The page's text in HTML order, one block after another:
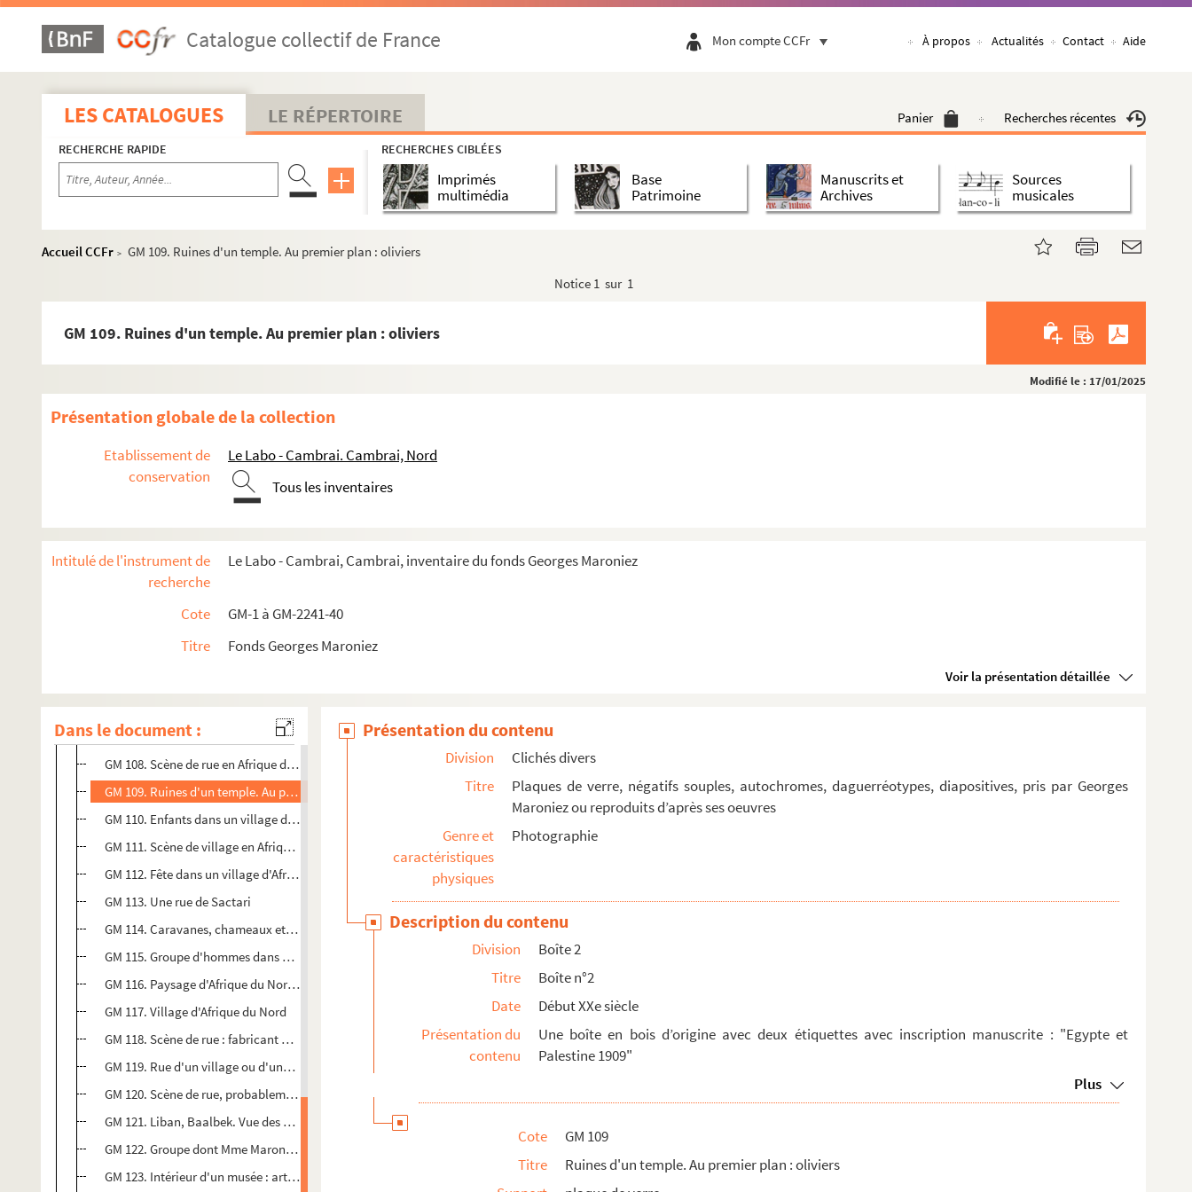
Catalogue collectif de France Mon compte CCFr À propos Actualités Contact Aide
LES CATALOGUES LE RÉPERTOIRE Panier Recherches récentes
RECHERCHE RAPIDE RECHERCHES CIBLÉES
Imprimés
multimédia
Base
Patrimoine
Manuscrits et
Archives
Sources
musicales
Accueil CCFr > GM 109. Ruines d'un temple. Au premier plan : oliviers
Notice 1 sur 1
GM 109. Ruines d'un temple. Au premier plan : oliviers
Modifié le : 17/01/2025
Présentation globale de la collection
Etablissement de
conservation
Le Labo - Cambrai. Cambrai, Nord
Tous les inventaires
Intitulé de l'instrument de
recherche
Le Labo - Cambrai, Cambrai, inventaire du fonds Georges Maroniez
Cote
GM-1 à GM-2241-40
Titre
Fonds Georges Maroniez
Voir la présentation détaillée
Dans le document :
GM 82. Egypte. Agents de police arrêtant un voleur
GM 83. Egypte. Temple funéraire de Moutouhotep à Dein el-Bahari. Au premier plan, Mme Maroniez accompagnée ...
GM 84. Statue de roi égyptien à moitié ensablée
GM 85. Egypte. Colonnes d'un temple, certainement celui de Philae
GM 86. Egypte. Thèbes, les colosses de Memnon
GM 87. Jérusalem. Vue générale avec mosquée du dôme de la Roche. Au premier plan, Mme Maroniez et guide
GM 92. Mme Maroniez scrutant l'horizon d'un amas rocheux. Photographie prise au Maroc ou en Egypte.
GM 95. Ruines d'un temple
GM 97. Homme et enfant arabes accompagnés d'ânes
GM 98. Homme et enfants arabes
GM 100. Ruines d'un temple
GM 101. Groupe d'hommes et d'enfants assis dans une rue.
GM 104. Scène de rue en Afrique du Nord
GM 106. Paysage d'Afrique du Nord : rivière, palmier, village perché sur un promontoire rocheux
GM 107. Tunisie,Tunis. Rue Aflaouine.
GM 108. Scène de rue en Afrique du Nord
GM 109. Ruines d'un temple. Au premier plan : oliviers
GM 110. Enfants dans un village d'Afrique du Nord
GM 111. Scène de village en Afrique du Nord
GM 112. Fête dans un village d'Afrique du Nord
GM 113. Une rue de Sactari
GM 114. Caravanes, chameaux et ânes dans le désert
GM 115. Groupe d'hommes dans un village d'Afrique du Nord
GM 116. Paysage d'Afrique du Nord : palmiers, rivière et montagne rocheuse
GM 117. Village d'Afrique du Nord
GM 118. Scène de rue : fabricant de flûte
GM 119. Rue d'un village ou d'une ville d'Afrique du Nord
GM 120. Scène de rue, probablement en Italie
GM 121. Liban, Baalbek. Vue des deux temples.
GM 122. Groupe dont Mme Maroniez sur une jetée
GM 123. Intérieur d'un musée : art égyptien
Présentation du contenu
Division
Clichés divers
Titre
Plaques de verre, négatifs souples, autochromes, daguerréotypes, diapositives, pris par Georges
Maroniez ou reproduits d’après ses oeuvres
Genre et
caractéristiques
physiques
Photographie
Description du contenu
Division
Boîte 2
Titre
Boîte n°2
Date
Début XXe siècle
Présentation du
contenu
Une boîte en bois d’origine avec deux étiquettes avec inscription manuscrite : "Egypte et
Palestine 1909"
Plus
Cote
GM 109
Titre
Ruines d'un temple. Au premier plan : oliviers